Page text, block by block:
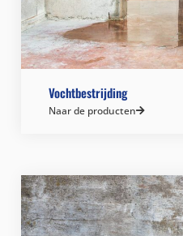
Vochtbestrijding
Naar de producten